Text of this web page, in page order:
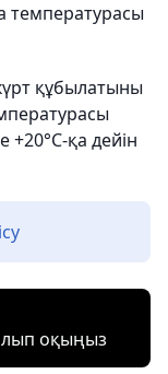
температурасы
құбылатыны
+20°С-қа дейін
оқыңыз